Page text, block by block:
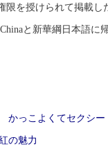
限を授けられて掲載
と新華綱日本語
かっこよくてセクシー
の魅力